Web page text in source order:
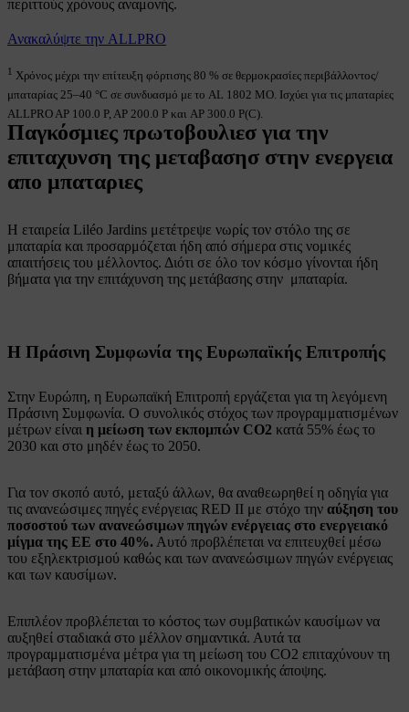
περιττούς χρόνους αναμονής.​
Ανακαλύψτε την ALLPRO​​
1 Χρόνος μέχρι την επίτευξη φόρτισης 80 % σε θερμοκρασίες περιβάλλοντος/
μπαταρίας 25–40 °C σε συνδυασμό με το AL 1802 MO. Ισχύει για τις μπαταρίες
ALLPRO AP 100.0 P, AP 200.0 P και AP 300.0 P(C).
Παγκόσμιες πρωτοβουλιεσ για την
επιταχυνση της μεταβασησ στην ενεργεια
απο μπαταριες
Η εταιρεία Liléo Jardins μετέτρεψε νωρίς τον στόλο της σε
μπαταρία και προσαρμόζεται ήδη από σήμερα στις νομικές
απαιτήσεις του μέλλοντος. Διότι σε όλο τον κόσμο γίνονται ήδη
βήματα για την επιτάχυνση της μετάβασης στην μπαταρία.
Η Πράσινη Συμφωνία της Ευρωπαϊκής Επιτροπής
Στην Ευρώπη, η Ευρωπαϊκή Επιτροπή εργάζεται για τη λεγόμενη
Πράσινη Συμφωνία. Ο συνολικός στόχος των προγραμματισμένων
μέτρων είναι η μείωση των εκπομπών CO2 κατά 55% έως το
2030 και στο μηδέν έως το 2050.
Για τον σκοπό αυτό, μεταξύ άλλων, θα αναθεωρηθεί η οδηγία για
τις ανανεώσιμες πηγές ενέργειας RED II με στόχο την αύξηση του
ποσοστού των ανανεώσιμων πηγών ενέργειας στο ενεργειακό
μίγμα της ΕΕ στο 40%. Αυτό προβλέπεται να επιτευχθεί μέσω
του εξηλεκτρισμού καθώς και των ανανεώσιμων πηγών ενέργειας
και των καυσίμων.
Επιπλέον προβλέπεται το κόστος των συμβατικών καυσίμων να
αυξηθεί σταδιακά στο μέλλον σημαντικά. Αυτά τα
προγραμματισμένα μέτρα για τη μείωση του CO2 επιταχύνουν τη
μετάβαση στην μπαταρία και από οικονομικής άποψης.